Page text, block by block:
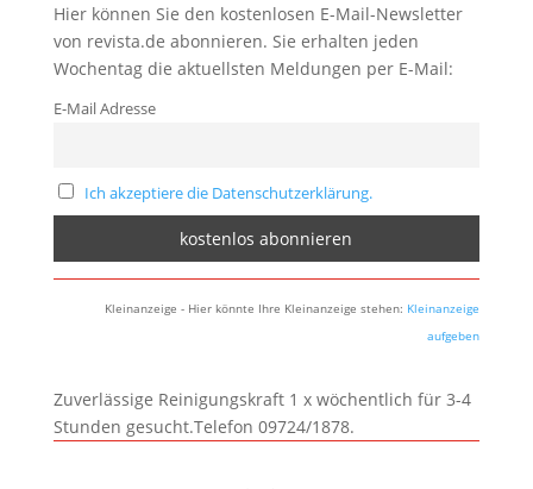
Hier können Sie den kostenlosen E-Mail-Newsletter
von revista.de abonnieren. Sie erhalten jeden
Wochentag die aktuellsten Meldungen per E-Mail:
E-Mail Adresse
Ich akzeptiere die Datenschutzerklärung.
Kleinanzeige - Hier könnte Ihre Kleinanzeige stehen: Kleinanzeige
aufgeben
Zuverlässige Reinigungskraft 1 x wöchentlich für 3-4
Stunden gesucht.Telefon 09724/1878.